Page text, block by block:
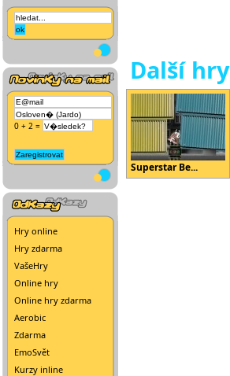
0 + 2 =
Hry online
Hry zdarma
VašeHry
Online hry
Online hry zdarma
Aerobic
Zdarma
EmoSvět
Kurzy inline
Další
Superstar Be...